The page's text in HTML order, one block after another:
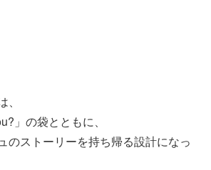
」の袋とともに、
のストーリーを持ち帰る設計になっ